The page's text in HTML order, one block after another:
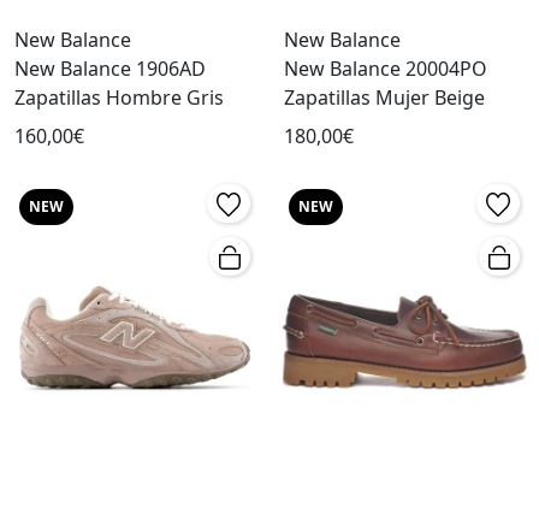
New Balance
New Balance 1906AD
Zapatillas Hombre Gris
160,00€
New Balance
New Balance 20004PO
Zapatillas Mujer Beige
180,00€
NEW NEW